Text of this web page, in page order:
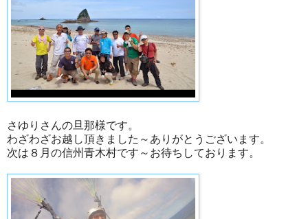
さゆりさんの旦那様です。
わざわざお越し頂きました～ありがとうございます。
次は８月の信州青木村です～お待ちしております。